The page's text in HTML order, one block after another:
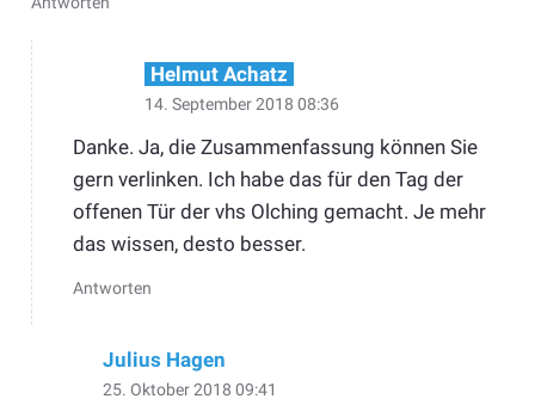
Helmut Achatz
14. September 2018 08:36
Danke. Ja, die Zusammenfassung können Sie
gern verlinken. Ich habe das für den Tag der
offenen Tür der vhs Olching gemacht. Je mehr
das wissen, desto besser.
Antworten
Julius Hagen
25. Oktober 2018 09:41